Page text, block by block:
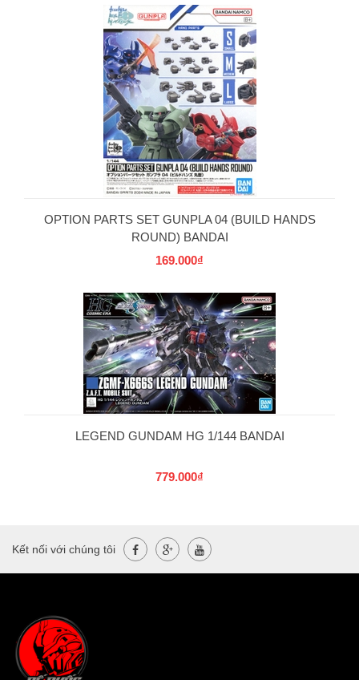
OPTION PARTS SET GUNPLA 04 (BUILD HANDS
ROUND) BANDAI
169.000₫
LEGEND GUNDAM HG 1/144 BANDAI
779.000₫
Kết nối với chúng tôi